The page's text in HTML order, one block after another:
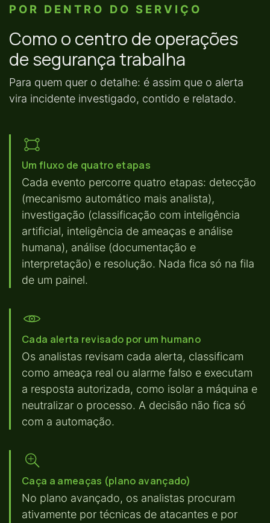
POR DENTRO DO SERVIÇO
Como o centro de operações
de segurança trabalha
Para quem quer o detalhe: é assim que o alerta
vira incidente investigado, contido e relatado.
Um fluxo de quatro etapas
Cada evento percorre quatro etapas: detecção
(mecanismo automático mais analista),
investigação (classificação com inteligência
artificial, inteligência de ameaças e análise
humana), análise (documentação e
interpretação) e resolução. Nada fica só na fila
de um painel.
Cada alerta revisado por um humano
Os analistas revisam cada alerta, classificam
como ameaça real ou alarme falso e executam
a resposta autorizada, como isolar a máquina e
neutralizar o processo. A decisão não fica só
com a automação.
Caça a ameaças (plano avançado)
No plano avançado, os analistas procuram
ativamente por técnicas de atacantes e por